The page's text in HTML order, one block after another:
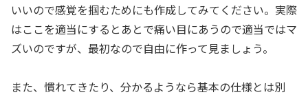
いいので感覚を掴むためにも作成してみてください。実際
はここを適当にするとあとで痛い目にあうので適当ではマ
ズいのですが、最初なので自由に作って見ましょう。
また、慣れてきたり、分かるようなら基本の仕様とは別